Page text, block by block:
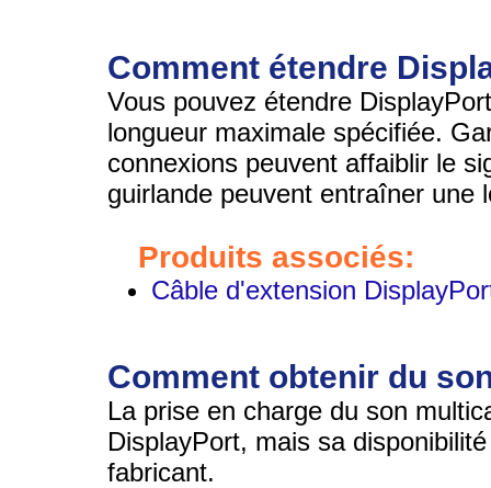
Comment étendre
Vous pouvez étendre
longueur maximale spécifiée.
connexions peuvent affaiblir le
guirlande peuvent entraîner une
Produits associés:
Câble d'extension
Comment obtenir du
La prise en charge du son
DisplayPort, mais sa
fabricant.